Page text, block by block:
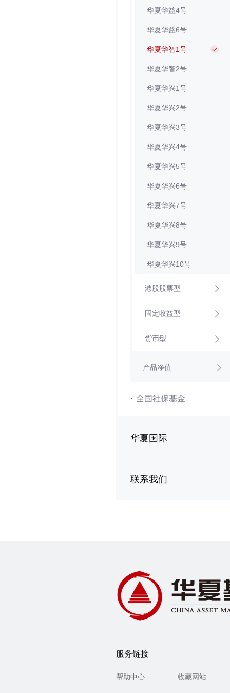
华夏华益4号
华夏华益6号
华夏华智1号
华夏华智2号
华夏华兴1号
华夏华兴2号
华夏华兴3号
华夏华兴4号
华夏华兴5号
华夏华兴6号
华夏华兴7号
华夏华兴8号
华夏华兴9号
华夏华兴10号
港股股票型
固定收益型
货币型
产品净值
· 全国社保基金
华夏国际
联系我们
服务链接
帮助中心 收藏网站